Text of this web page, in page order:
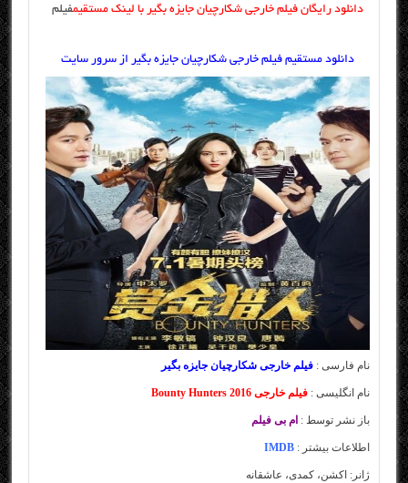
دانلود رایگان فیلم خارجی شکارچیان جایزه بگیر با لینک مستقیمفیلم
دانلود مستقیم فیلم خارجی شکارچیان جایزه بگیر از سرور سایت
نام فارسی :فیلم خارجی شکارچیان جایزه بگیر
نام انگلیسی :فیلم خارجی Bounty Hunters 2016
باز نشر توسط : ام بی فیلم
اطلاعات بیشتر :IMDB
ژانر: اکشن، کمدی، عاشقانه